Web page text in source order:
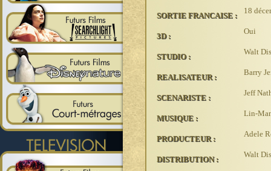
SORTIE FRANCAISE :
3D :
STUDIO :
REALISATEUR :
SCENARISTE :
MUSIQUE :
PRODUCTEUR :
DISTRIBUTION :
18
Oui
Walt
Barry
Jeff
Lin-
Adele
Walt